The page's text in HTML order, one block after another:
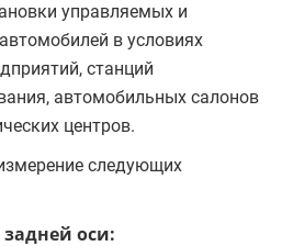
управляемых и
в условиях
станций
автомобильных салонов
центров.
следующих
оси: